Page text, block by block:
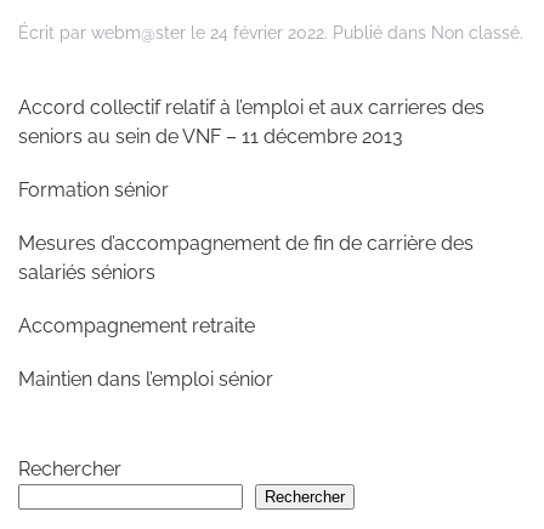
Écrit par webm@ster le 24 février 2022. Publié dans Non classé.
Accord collectif relatif à l’emploi et aux carrieres des
seniors au sein de VNF – 11 décembre 2013
Formation sénior
Mesures d’accompagnement de fin de carrière des
salariés séniors
Accompagnement retraite
Maintien dans l’emploi sénior
Rechercher
Rechercher